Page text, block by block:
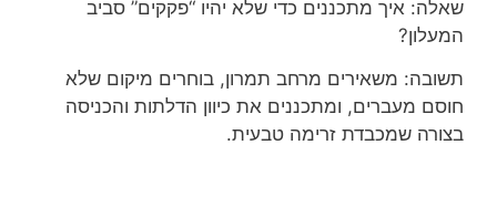
שאלה: איך מתכננים כדי שלא יהיו “פקקים” סביב
המעלון?
תשובה: משאירים מרחב תמרון, בוחרים מיקום שלא
חוסם מעברים, ומתכננים את כיוון הדלתות והכניסה
בצורה שמכבדת זרימה טבעית.